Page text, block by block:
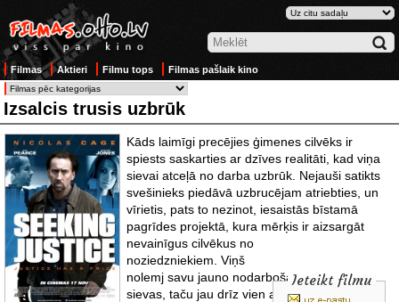
Filmas Aktieri Filmu tops Filmas pašlaik kino
Izsalcis trusis uzbrūk
Kāds laimīgi precējies ģimenes cilvēks ir
spiests saskarties ar dzīves realitāti, kad viņa
sievai atceļā no darba uzbrūk. Nejauši satikts
svešinieks piedāvā uzbrucējam atriebties, un
vīrietis, pats to nezinot, iesaistās bīstamā
pagrīdes projektā, kura mērķis ir aizsargāt
nevainīgus cilvēkus no
noziedzniekiem. Viņš
nolemj savu jauno nodarbošanos slēpt no
sievas, taču jau drīz vien atklāj, ka uzsāktā
Ieteikt filmu